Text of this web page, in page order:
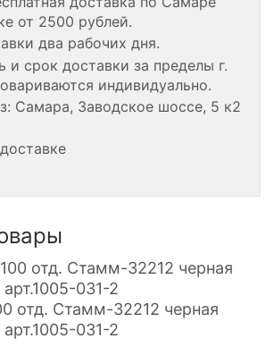
от 2500 рублей.
два рабочих дня.
и срок доставки за пределы г.
индивидуально.
Самара, Заводское шоссе, 5 к2
отд. Стамм-32212 черная
031-2